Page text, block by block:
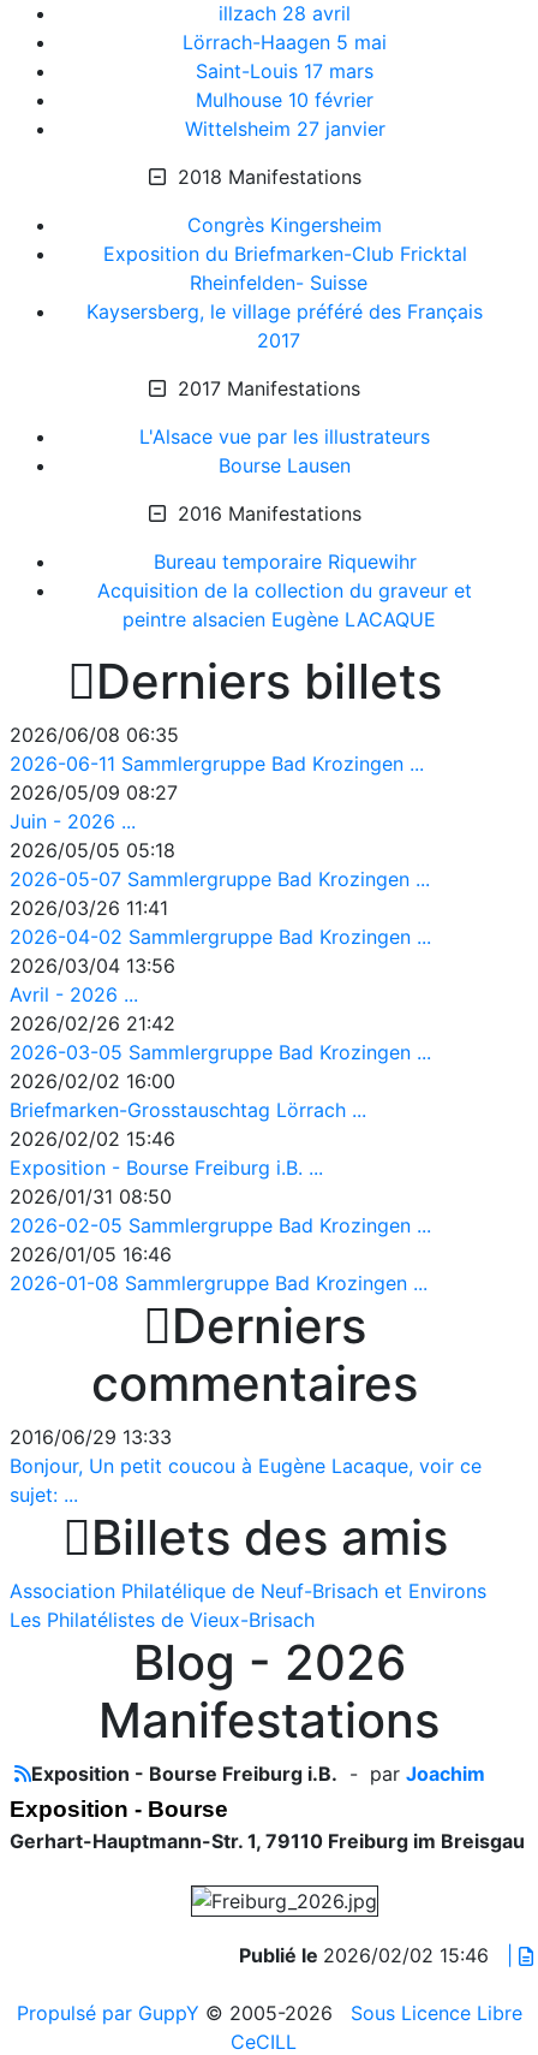
illzach 28 avril
Lörrach-Haagen 5 mai
Saint-Louis 17 mars
Mulhouse 10 février
Wittelsheim 27 janvier
2018 Manifestations
Congrès Kingersheim
Exposition du Briefmarken-Club Fricktal
Rheinfelden- Suisse
Kaysersberg, le village préféré des Français
2017
2017 Manifestations
L'Alsace vue par les illustrateurs
Bourse Lausen
2016 Manifestations
Bureau temporaire Riquewihr
Acquisition de la collection du graveur et
peintre alsacien Eugène LACAQUE
Derniers billets
2026/06/08 06:35
2026-06-11 Sammlergruppe Bad Krozingen ...
2026/05/09 08:27
Juin - 2026 ...
2026/05/05 05:18
2026-05-07 Sammlergruppe Bad Krozingen ...
2026/03/26 11:41
2026-04-02 Sammlergruppe Bad Krozingen ...
2026/03/04 13:56
Avril - 2026 ...
2026/02/26 21:42
2026-03-05 Sammlergruppe Bad Krozingen ...
2026/02/02 16:00
Briefmarken-Grosstauschtag Lörrach ...
2026/02/02 15:46
Exposition - Bourse Freiburg i.B. ...
2026/01/31 08:50
2026-02-05 Sammlergruppe Bad Krozingen ...
2026/01/05 16:46
2026-01-08 Sammlergruppe Bad Krozingen ...
Derniers
commentaires
2016/06/29 13:33
Bonjour, Un petit coucou à Eugène Lacaque, voir ce
sujet: ...
Billets des amis
Association Philatélique de Neuf-Brisach et Environs
Les Philatélistes de Vieux-Brisach
Blog - 2026
Manifestations
Exposition - Bourse Freiburg i.B. - par Joachim
Exposition - Bourse
Gerhart-Hauptmann-Str. 1, 79110 Freiburg im Breisgau
Publié le 2026/02/02 15:46
Propulsé par GuppY © 2005-2026
Sous Licence Libre
CeCILL